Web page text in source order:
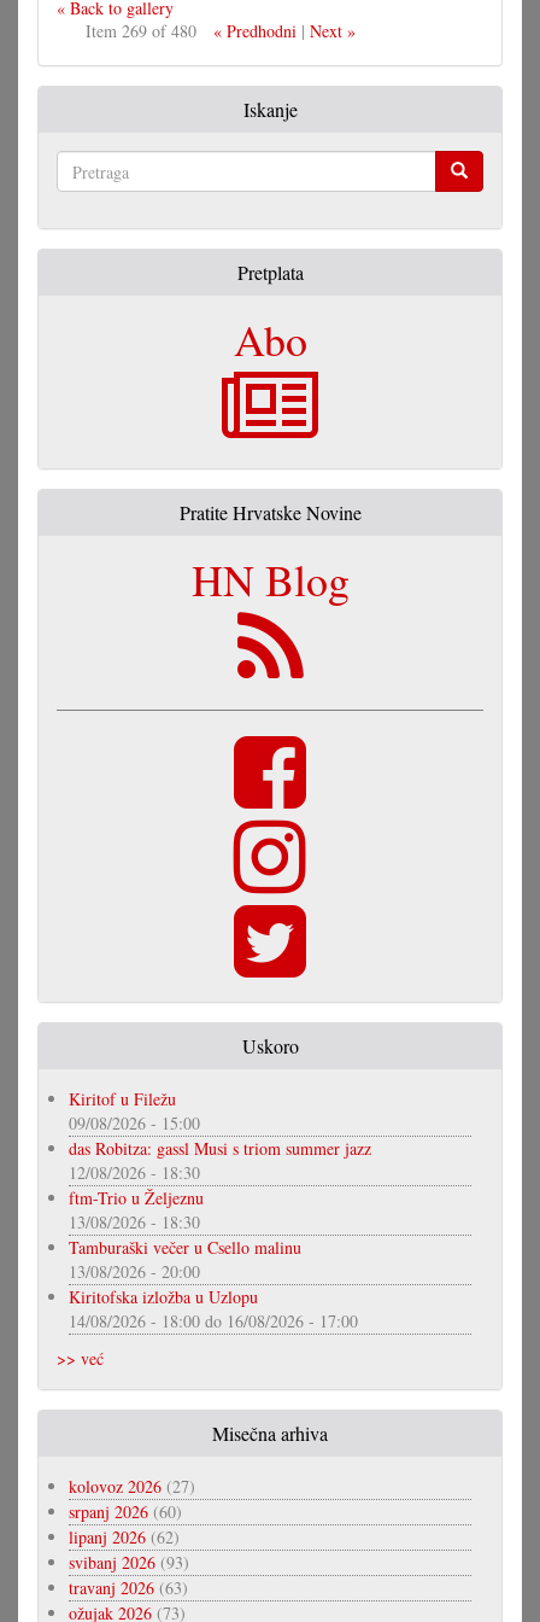
« Back to gallery
Item 269 of 480
« Predhodni| Next »
Iskanje
Pretplata
Abo
Pratite Hrvatske Novine
HN Blog
Uskoro
Kiritof u Filežu
09/08/2026 - 15:00
das Robitza: gassl Musi s triom summer jazz
12/08/2026 - 18:30
ftm-Trio u Željeznu
13/08/2026 - 18:30
Tamburaški večer u Csello malinu
13/08/2026 - 20:00
Kiritofska izložba u Uzlopu
14/08/2026 - 18:00 do 16/08/2026 - 17:00
>> već
Misečna arhiva
kolovoz 2026 (27)
srpanj 2026 (60)
lipanj 2026 (62)
svibanj 2026 (93)
travanj 2026 (63)
ožujak 2026 (73)